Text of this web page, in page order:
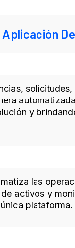
Aplicación
y
las
activos y
plataforma.